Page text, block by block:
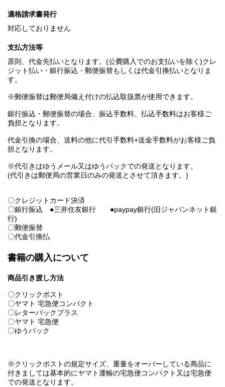
適格請求書発行
対応しておりません
支払方法等
原則、代金先払いとなります。(公費購入でのお支払いを除く)クレ
ジット払い・銀行振込・郵便振替もしくは代金引換払いとなりま
す。
※郵便振替は郵便局備え付けの払込取扱票が使用できます。
銀行振込・郵便振替の場合、振込手数料、払込手数料はお客様ご
負担となります。
代金引換の場合、送料の他に代引手数料+送金手数料がお客様ご負
担となります。
※代引きはゆうメール又はゆうパックでの発送となります。
(代引きは郵便局の営業日のみの発送とさせて頂きます。)
〇クレジットカード決済
〇銀行振込 ●三井住友銀行 ●paypay銀行(旧ジャパンネット銀
行)
〇郵便振替
〇代金引換払
書籍の購入について
商品引き渡し方法
〇クリックポスト
〇ヤマト 宅急便コンパクト
〇レターパックプラス
〇ヤマト 宅急便
〇ゆうパック
※クリックポストの規定サイズ、重量をオーバーしている商品に
付きましては基本的にヤマト運輸の宅急便コンパクト又は宅急便
での発送となります。